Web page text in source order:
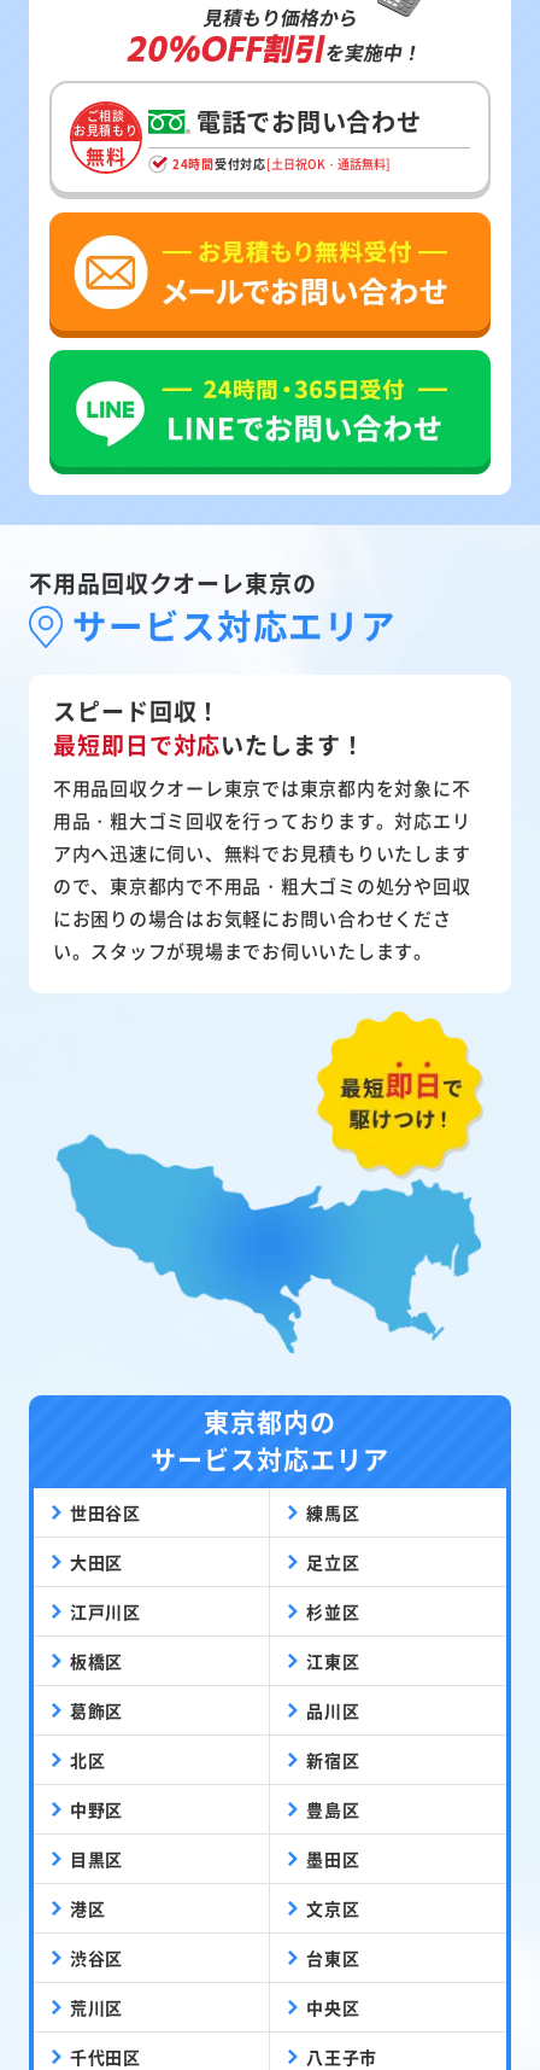
見積もり価格から
20%OFF割引を実施中！
ご相談
お見積もり
無料
電話でお問い合わせ
24時間受付対応[土日祝OK・通話無料]
不用品回収クオーレ東京の
サービス対応エリア
スピード回収！
最短即日で対応いたします！
不用品回収クオーレ東京では東京都内を対象に不
用品・粗大ゴミ回収を行っております。対応エリ
ア内へ迅速に伺い、無料でお見積もりいたします
ので、東京都内で不用品・粗大ゴミの処分や回収
にお困りの場合はお気軽にお問い合わせくださ
い。スタッフが現場までお伺いいたします。
東京都内の
サービス対応エリア
世田谷区 練馬区
大田区 足立区
江戸川区 杉並区
板橋区 江東区
葛飾区 品川区
北区 新宿区
中野区 豊島区
目黒区 墨田区
港区 文京区
渋谷区 台東区
荒川区 中央区
千代田区 八王子市